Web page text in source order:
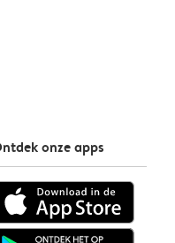
onze apps